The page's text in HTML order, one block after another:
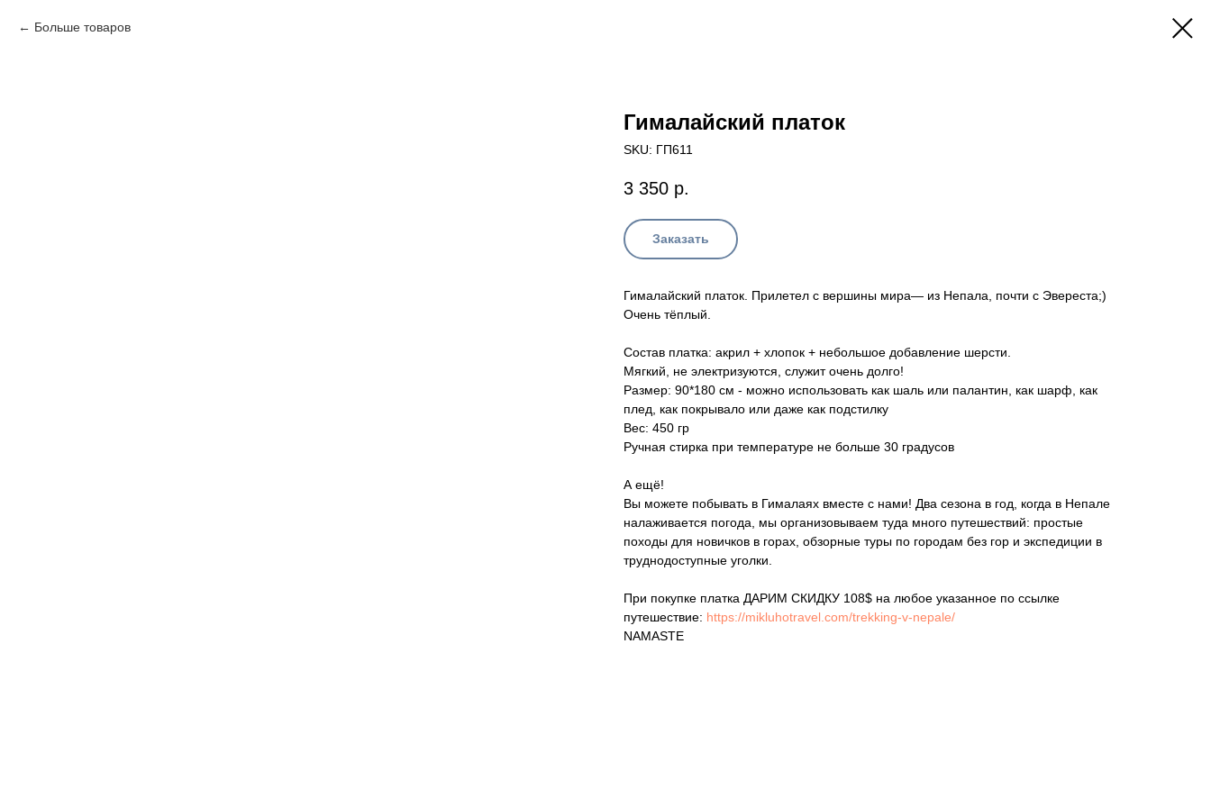
Больше товаров
Гималайский платок
SKU: ГП611
3 350 р.
Заказать
Гималайский платок. Прилетел с вершины мира— из Непала, почти с Эвереста;)
Очень тёплый.
Состав платка: акрил + хлопок + небольшое добавление шерсти.
Мягкий, не электризуются, служит очень долго!
Размер: 90*180 см - можно использовать как шаль или палантин, как шарф, как
плед, как покрывало или даже как подстилку
Вес: 450 гр
Ручная стирка при температуре не больше 30 градусов
А ещё!
Вы можете побывать в Гималаях вместе с нами! Два сезона в год, когда в Непале
налаживается погода, мы организовываем туда много путешествий: простые
походы для новичков в горах, обзорные туры по городам без гор и экспедиции в
труднодоступные уголки.
При покупке платка ДАРИМ СКИДКУ 108$ на любое указанное по ссылке
путешествие: https://mikluhotravel.com/trekking-v-nepale/
NAMASTE